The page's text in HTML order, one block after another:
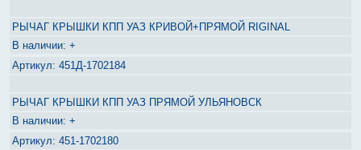
РЫЧАГ КРЫШКИ КПП УАЗ КРИВОЙ+ПРЯМОЙ RIGINAL
+
451Д-1702184
РЫЧАГ КРЫШКИ КПП УАЗ ПРЯМОЙ УЛЬЯНОВСК
+
451-1702180